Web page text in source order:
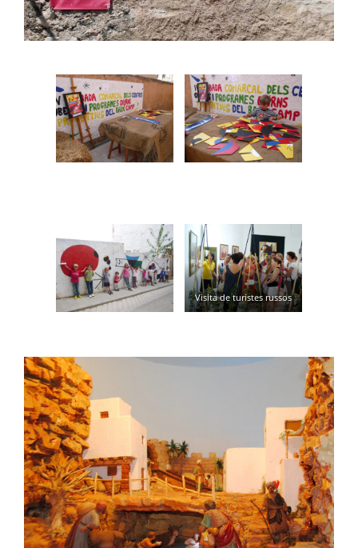
Visita de turistes russos